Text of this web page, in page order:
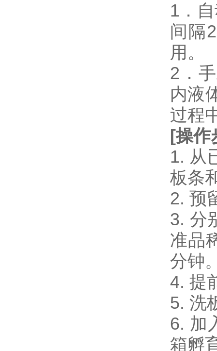
1．
间隔
用。
2．
内液
过程
[操作
1. 从
板条
2. 预
3. 分
准品
分钟
4. 提
5. 洗
6. 加
箱孵